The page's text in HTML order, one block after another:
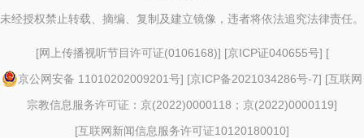
未经授权禁止转载、摘编、复制及建立镜像，违者将依法追究法律责任。
[网上传播视听节目许可证(0106168)] [京ICP证040655号] [
京公网安备 11010202009201号] [京ICP备2021034286号-7] [互联网
宗教信息服务许可证：京(2022)0000118；京(2022)0000119]
[互联网新闻信息服务许可证10120180010]